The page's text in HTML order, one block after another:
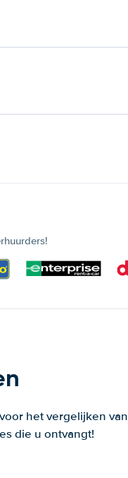
het vergelijken van
die u ontvangt!